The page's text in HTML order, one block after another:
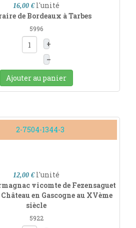
16,00 € l'unité
de Bordeaux à Tarbes
5996
+
–
Ajouter au panier
12,00 € l'unité
vicomte de Fezensaguet
en Gascogne au XVème
siècle
5922